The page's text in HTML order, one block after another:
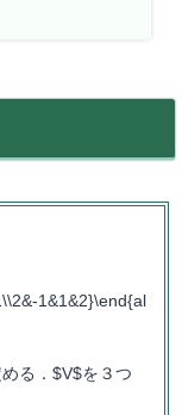
1&1&2}\end{al
る．$V$を３つ